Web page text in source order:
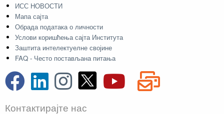
ИСС НОВОСТИ
Мапа сајта
Обрада података о личности
Услови коришћења сајта Института
Заштита интелектуелне својине
FAQ - Често постављана питања
Контактирајте нас